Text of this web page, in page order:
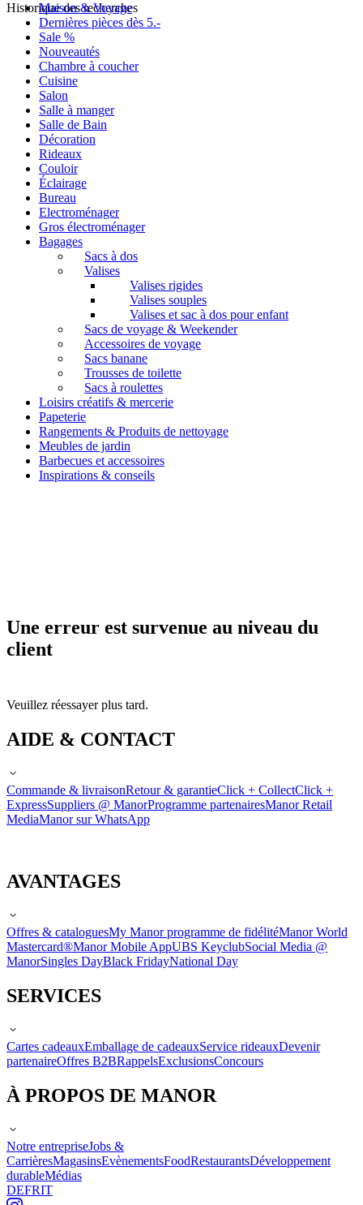
Historique des recherches
Maison & Voyage
Dernières pièces dès 5.-
Sale %
Nouveautés
Chambre à coucher
Cuisine
Salon
Salle à manger
Salle de Bain
Décoration
Rideaux
Couloir
Éclairage
Bureau
Electroménager
Gros électroménager
Bagages
Sacs à dos
Valises
Valises rigides
Valises souples
Valises et sac à dos pour enfant
Sacs de voyage & Weekender
Accessoires de voyage
Sacs banane
Trousses de toilette
Sacs à roulettes
Loisirs créatifs & mercerie
Papeterie
Rangements & Produits de nettoyage
Meubles de jardin
Barbecues et accessoires
Inspirations & conseils
Une erreur est survenue au niveau du
client
Veuillez réessayer plus tard.
AIDE & CONTACT
Commande & livraisonRetour & garantieClick + CollectClick +
ExpressSuppliers @ ManorProgramme partenairesManor Retail
MediaManor sur WhatsApp
AVANTAGES
Offres & cataloguesMy Manor programme de fidélitéManor World
Mastercard®Manor Mobile AppUBS KeyclubSocial Media @
ManorSingles DayBlack FridayNational Day
SERVICES
Cartes cadeauxEmballage de cadeauxService rideauxDevenir
partenaireOffres B2BRappelsExclusionsConcours
À PROPOS DE MANOR
Notre entrepriseJobs &
CarrièresMagasinsEvènementsFoodRestaurantsDéveloppement
durableMédias
DEFRIT